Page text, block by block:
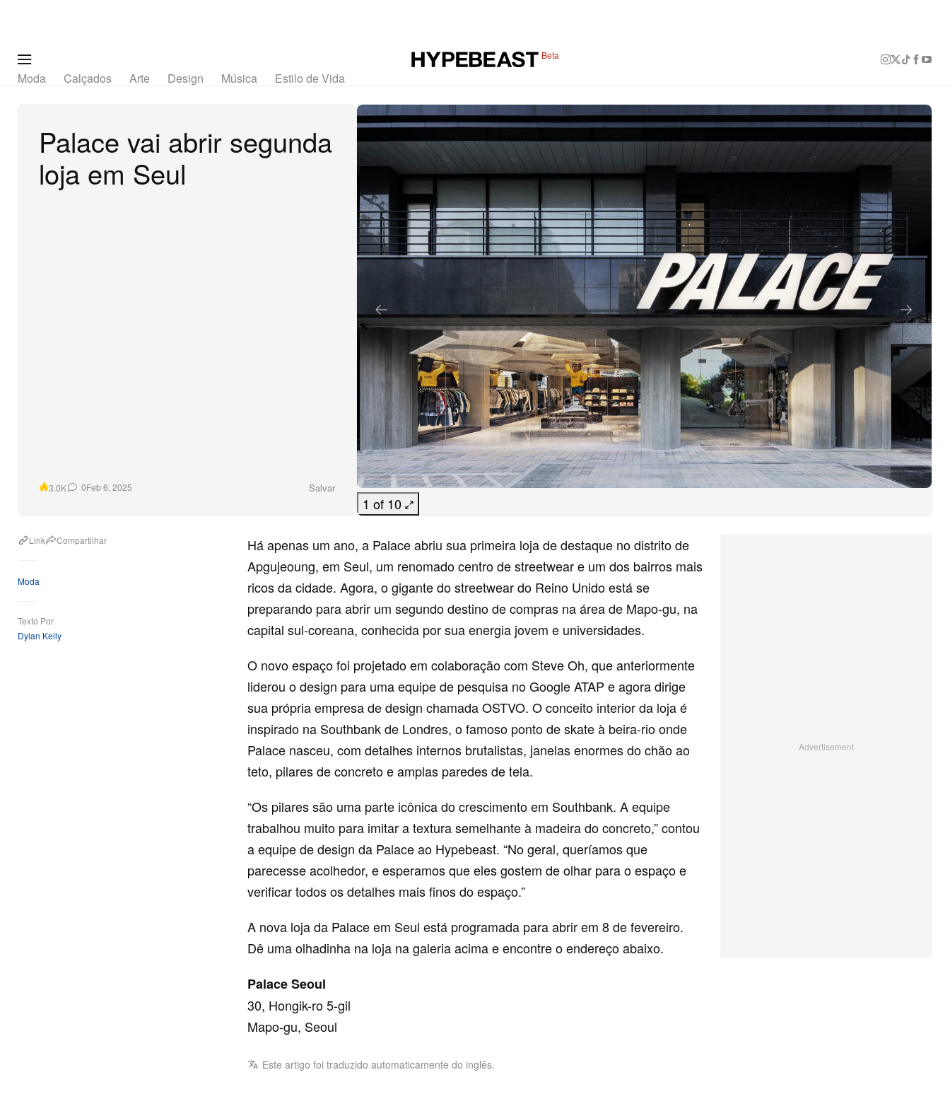
Beta
Moda Calçados Arte Design Música Estilo de Vida
Palace vai abrir segunda
loja em Seul
3.0K 0Feb 6, 2025 Salvar
1 of 10
Link Compartilhar
Moda
Texto Por
Dylan Kelly
Há apenas um ano, a Palace abriu sua primeira loja de destaque no distrito de
Apgujeoung, em Seul, um renomado centro de streetwear e um dos bairros mais
ricos da cidade. Agora, o gigante do streetwear do Reino Unido está se
preparando para abrir um segundo destino de compras na área de Mapo-gu, na
capital sul-coreana, conhecida por sua energia jovem e universidades.
O novo espaço foi projetado em colaboração com Steve Oh, que anteriormente
liderou o design para uma equipe de pesquisa no Google ATAP e agora dirige
sua própria empresa de design chamada OSTVO. O conceito interior da loja é
inspirado na Southbank de Londres, o famoso ponto de skate à beira-rio onde
Palace nasceu, com detalhes internos brutalistas, janelas enormes do chão ao
teto, pilares de concreto e amplas paredes de tela.
“Os pilares são uma parte icônica do crescimento em Southbank. A equipe
trabalhou muito para imitar a textura semelhante à madeira do concreto,” contou
a equipe de design da Palace ao Hypebeast. “No geral, queríamos que
parecesse acolhedor, e esperamos que eles gostem de olhar para o espaço e
verificar todos os detalhes mais finos do espaço.”
A nova loja da Palace em Seul está programada para abrir em 8 de fevereiro.
Dê uma olhadinha na loja na galeria acima e encontre o endereço abaixo.
Palace Seoul
30, Hongik-ro 5-gil
Mapo-gu, Seoul
Este artigo foi traduzido automaticamente do inglês.